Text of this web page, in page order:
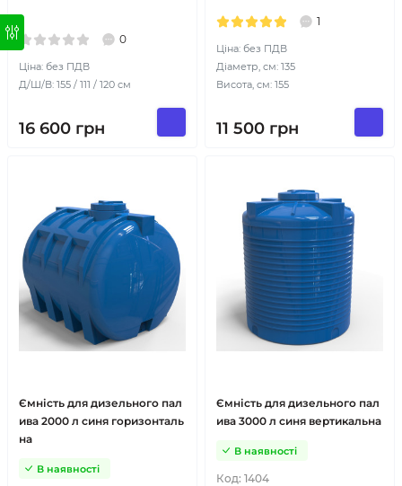
0
Ціна: без ПДВ
Д/Ш/В: 155 / 111 / 120 см
16 600 грн
1
Ціна: без ПДВ
Діаметр, см: 135
Висота, см: 155
11 500 грн
Ємність для дизельного пал
ива 2000 л синя горизонталь
на
В наявності
Ємність для дизельного пал
ива 3000 л синя вертикальна
Код: 1404
В наявності